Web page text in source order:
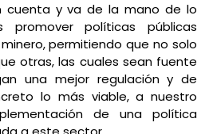
cuenta y va de la mano de lo
promover políticas públicas
permitiendo que no solo
otras, las cuales sean fuente
una mejor regulación y de
lo más viable, a nuestro
de una política